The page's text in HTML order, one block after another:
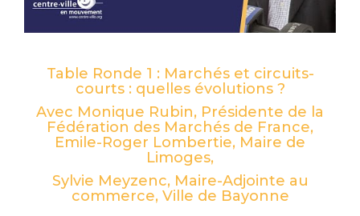
Table Ronde 1 : Marchés et circuits-
courts : quelles évolutions ?
Avec Monique Rubin, Présidente de la
Fédération des Marchés de France,
Emile-Roger Lombertie, Maire de
Limoges,
Sylvie Meyzenc, Maire-Adjointe au
commerce, Ville de Bayonne